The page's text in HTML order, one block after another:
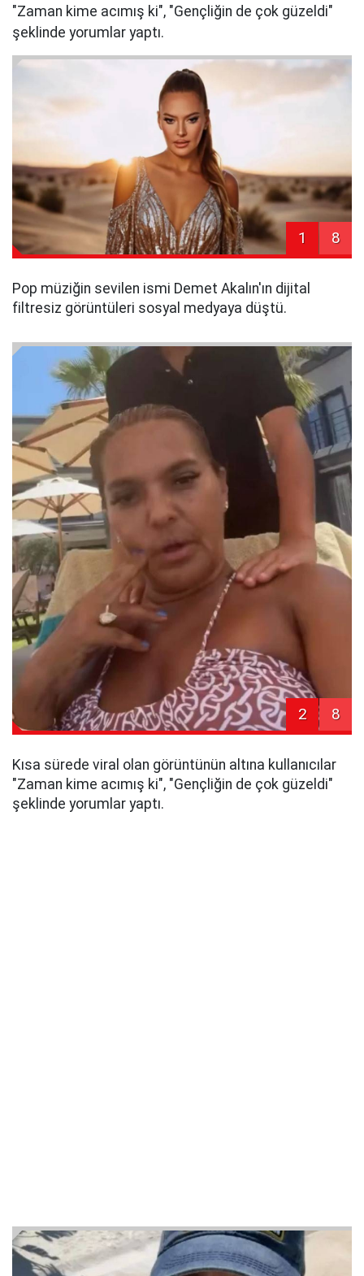
"Zaman kime acımış ki", "Gençliğin de çok güzeldi"
şeklinde yorumlar yaptı.
1 8
Pop müziğin sevilen ismi Demet Akalın'ın dijital
filtresiz görüntüleri sosyal medyaya düştü.
2 8
Kısa sürede viral olan görüntünün altına kullanıcılar
"Zaman kime acımış ki", "Gençliğin de çok güzeldi"
şeklinde yorumlar yaptı.